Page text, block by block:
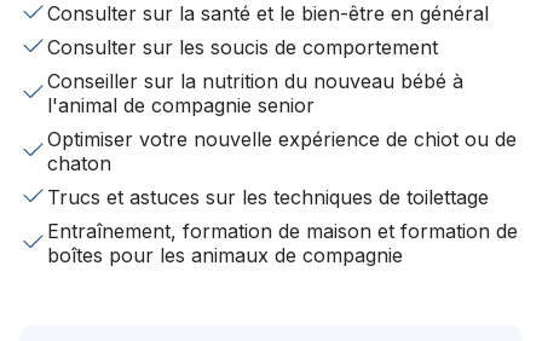
Consulter sur la santé et le bien-être en général
Consulter sur les soucis de comportement
Conseiller sur la nutrition du nouveau bébé à
l'animal de compagnie senior
Optimiser votre nouvelle expérience de chiot ou de
chaton
Trucs et astuces sur les techniques de toilettage
Entraînement, formation de maison et formation de
boîtes pour les animaux de compagnie